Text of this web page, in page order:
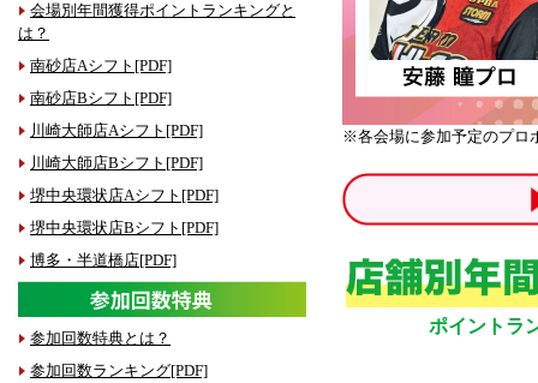
※各会場に参加予定のプロ
ポイントラ
会場別年間獲得ポイントランキングと
は？
南砂店Aシフト[PDF]
南砂店Bシフト[PDF]
川崎大師店Aシフト[PDF]
川崎大師店Bシフト[PDF]
堺中央環状店Aシフト[PDF]
堺中央環状店Bシフト[PDF]
博多・半道橋店[PDF]
参加回数特典とは？
参加回数ランキング[PDF]